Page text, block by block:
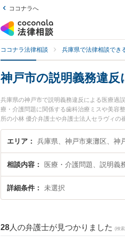
ココナラへ
ココナラ法律相談 兵庫県で法律相談でき
神戸市の説明義務違
兵庫県の神戸市で説明義務違反による医療過
療・介護問題に関係する歯科治療ミスや美容
所の小林 優介弁護士や弁護士法人セラヴィ
で土日や夜間に発生した説明義務違反による
したい』『初回相談無料で説明義務違反に
エリア
相談内容 医療・介護問題、説明義
詳細条件 未選択
28 人の弁護士が見つかりました (検